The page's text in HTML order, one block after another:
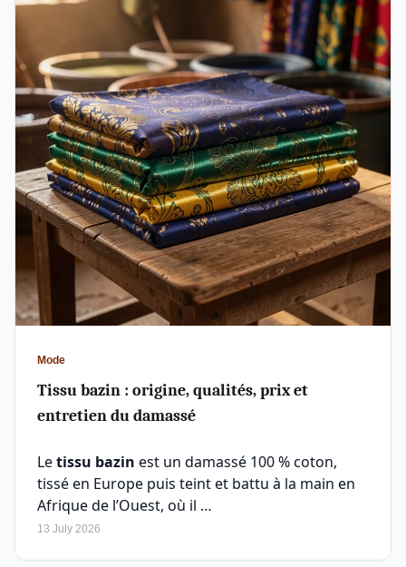
Mode
Tissu bazin : origine, qualités, prix et
entretien du damassé
Letissu bazin est un damassé 100 % coton,
tissé en Europe puis teint et battu à la main en
Afrique de l’Ouest, où il …
13 July 2026